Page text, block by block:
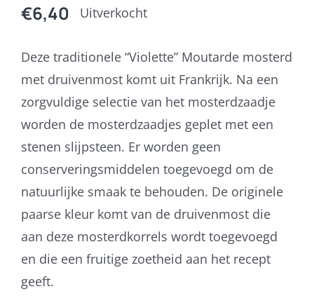
€6,40 Uitverkocht
Deze traditionele “Violette” Moutarde mosterd
met druivenmost komt uit Frankrijk. Na een
zorgvuldige selectie van het mosterdzaadje
worden de mosterdzaadjes geplet met een
stenen slijpsteen. Er worden geen
conserveringsmiddelen toegevoegd om de
natuurlijke smaak te behouden. De originele
paarse kleur komt van de druivenmost die
aan deze mosterdkorrels wordt toegevoegd
en die een fruitige zoetheid aan het recept
geeft.